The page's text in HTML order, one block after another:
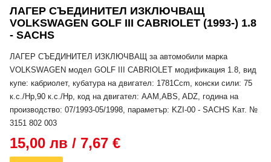
ЛАГЕР СЪЕДИНИТЕЛ ИЗКЛЮЧВАЩ
VOLKSWAGEN GOLF III CABRIOLET (1993-) 1.8
- SACHS
ЛАГЕР СЪЕДИНИТЕЛ ИЗКЛЮЧВАЩ за автомобили марка
VOLKSWAGEN модел GOLF III CABRIOLET модификация 1.8, вид
купе: кабриолет, кубатура на двигател: 1781Ccm, конски сили: 75
к.с./Hp,90 к.с./Hp, код на двигател: AAM,ABS, ADZ, година на
производство: 07/1993-05/1998, параметър: KZI-00 - SACHS Кат. №
3151 802 003
15,00 лв / 7,67 €